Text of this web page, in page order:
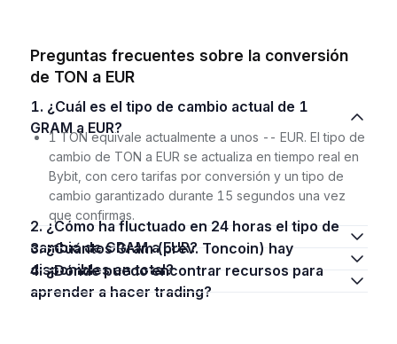
Preguntas frecuentes sobre la conversión
de TON a EUR
1. ¿Cuál es el tipo de cambio actual de 1
GRAM a EUR?
1 TON equivale actualmente a unos -- EUR. El tipo de
cambio de TON a EUR se actualiza en tiempo real en
Bybit, con cero tarifas por conversión y un tipo de
cambio garantizado durante 15 segundos una vez
que confirmas.
2. ¿Cómo ha fluctuado en 24 horas el tipo de
cambio de GRAM a EUR?
3. ¿Cuántos Gram (prev. Toncoin) hay
disponibles en total?
4. ¿Dónde puedo encontrar recursos para
aprender a hacer trading?